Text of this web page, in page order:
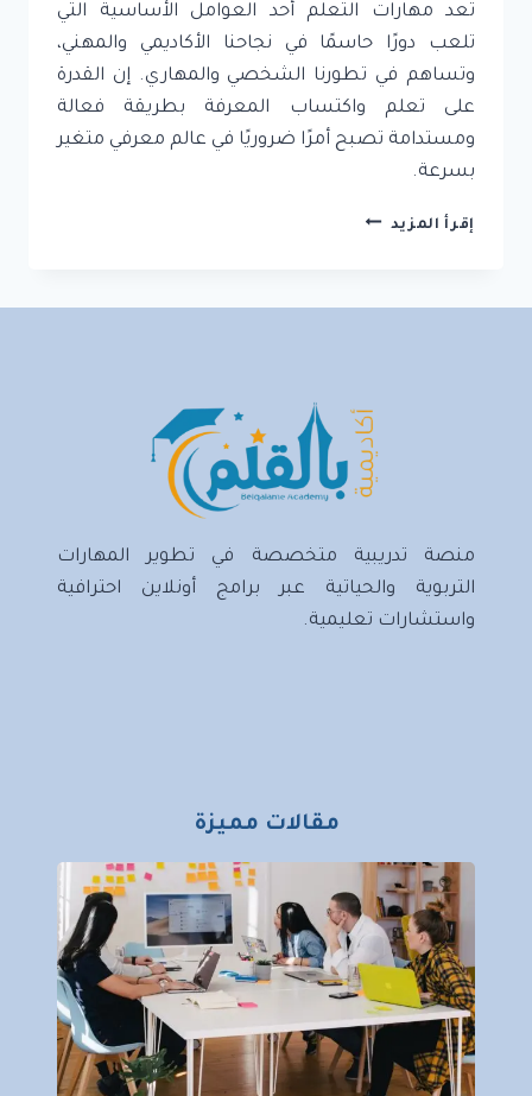
تعد مهارات التعلم أحد العوامل الأساسية التي
تلعب دورًا حاسمًا في نجاحنا الأكاديمي والمهني،
وتساهم في تطورنا الشخصي والمهاري. إن القدرة
على تعلم واكتساب المعرفة بطريقة فعالة
ومستدامة تصبح أمرًا ضروريًا في عالم معرفي متغير
بسرعة.
إقرأ المزيد 8
منصة تدريبية متخصصة في تطوير المهارات
التربوية والحياتية عبر برامج أونلاين احترافية
واستشارات تعليمية.
مقالات مميزة